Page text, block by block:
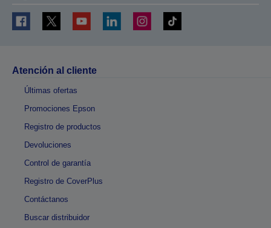
Atención al cliente
Últimas ofertas
Promociones Epson
Registro de productos
Devoluciones
Control de garantía
Registro de CoverPlus
Contáctanos
Buscar distribuidor